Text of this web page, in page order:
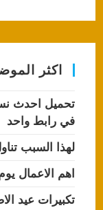
اكثر
في رابط واحد
لهذا السبب
اهم الاعمال
تكبيرات عيد